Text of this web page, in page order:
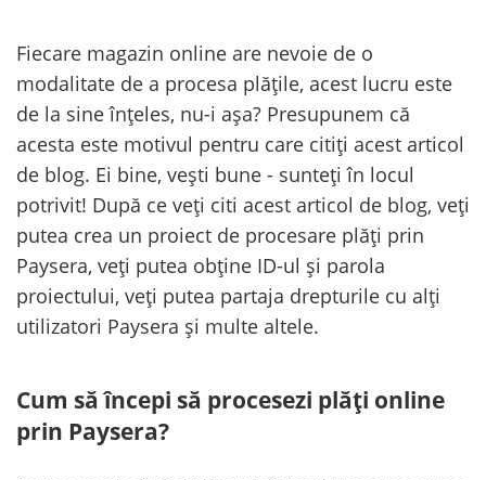
Fiecare magazin online are nevoie de o
modalitate de a procesa plățile, acest lucru este
de la sine înțeles, nu-i așa? Presupunem că
acesta este motivul pentru care citiți acest articol
de blog. Ei bine, vești bune - sunteți în locul
potrivit! După ce veți citi acest articol de blog, veți
putea crea un proiect de procesare plăți prin
Paysera, veți putea obține ID-ul și parola
proiectului, veți putea partaja drepturile cu alți
utilizatori Paysera și multe altele.
Cum să începi să procesezi plăți online
prin Paysera?